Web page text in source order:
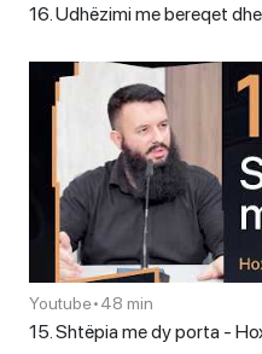
16. Udhëzimi me bereqet
Youtube•48 min
15. Shtëpia me dy porta -